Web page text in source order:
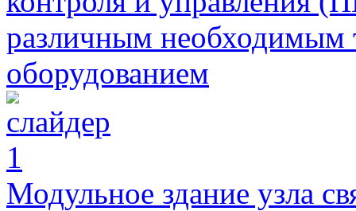
различным необходимым
оборудованием
Модульное здание узла